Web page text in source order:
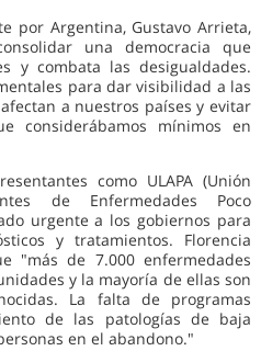
por Argentina, Gustavo Arrieta,
una democracia que
y combata las desigualdades.
para dar visibilidad a las
a nuestros países y evitar
considerábamos mínimos en
como ULAPA (Unión
de Enfermedades Poco
urgente a los gobiernos para
y tratamientos. Florencia
"más de 7.000 enfermedades
y la mayoría de ellas son
La falta de programas
de las patologías de baja
en el abandono."